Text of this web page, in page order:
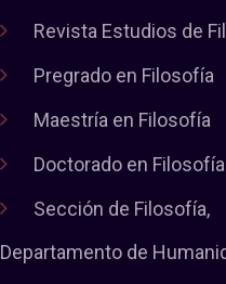
Revista Estudios de
Pregrado en Filosofía
Maestría en Filosofía
Doctorado en Filosofía
Sección de Filosofía,
Departamento de